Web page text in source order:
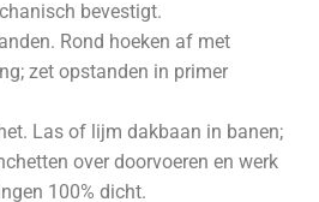
bevestigt.
Rond hoeken af met
zet opstanden in primer
Las of lijm dakbaan in banen;
over doorvoeren en werk
100% dicht.